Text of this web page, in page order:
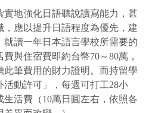
實地強化日語聽說讀寫能力，甚
，應以提升日語程度為優先，建
就讀一年日本語言學校所需要的
與住宿費即約台幣70～80萬，
此筆費用的財力證明。而持留學
動許可」，每週可打工28小
生活費（10萬日圓左右，依照各